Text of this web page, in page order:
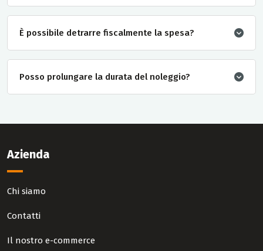
È possibile detrarre fiscalmente la spesa?
Posso prolungare la durata del noleggio?
Azienda
Chi siamo
Contatti
Il nostro e-commerce